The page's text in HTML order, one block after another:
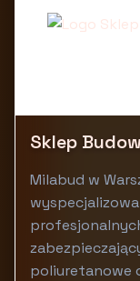
Sklep
Milabud w
poliuretanowe